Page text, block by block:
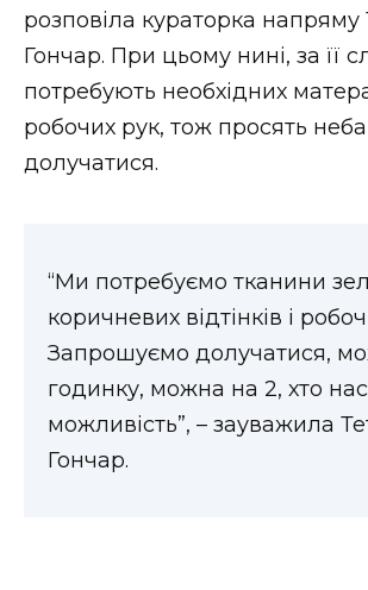
розповіла кураторка напряму
Гончар. При цьому нині, за її
потребують необхідних
робочих рук, тож просять
долучатися.
“Ми потребуємо тканини
коричневих відтінків і
Запрошуємо долучатися,
годинку, можна на 2, хто
можливість”, – зауважила
Гончар.